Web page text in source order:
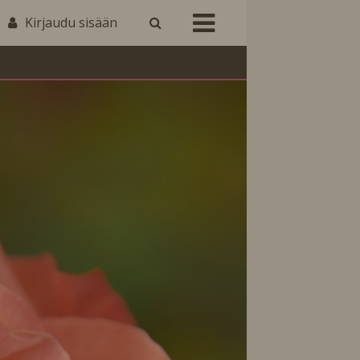
Kirjaudu sisään